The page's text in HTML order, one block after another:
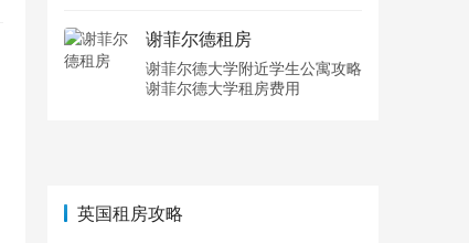
谢菲尔德租房
谢菲尔德大学附近学生公寓攻略
谢菲尔德大学租房费用
英国租房攻略